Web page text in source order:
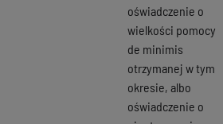
oświadczenie o
wielkości pomocy
de minimis
otrzymanej w tym
okresie, albo
oświadczenie o